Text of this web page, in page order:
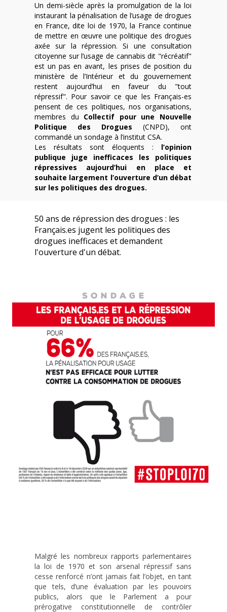
Un demi-siècle après la promulgation de la loi
instaurant la pénalisation de l’usage de drogues
en France, dite loi de 1970, la France continue
de mettre en œuvre une politique des drogues
axée sur la répression. Si une consultation
citoyenne sur l’usage de cannabis dit "récréatif"
est un pas en avant, les prises de position du
ministère de l’Intérieur et du gouvernement
restent aujourd’hui en faveur du "tout
répressif". Pour savoir ce que les Français-es
pensent de ces politiques, nos organisations,
membres du Collectif pour une Nouvelle
Politique des Drogues (CNPD), ont
commandé un sondage à l’institut CSA.
Les résultats sont éloquents : l’opinion
publique juge inefficaces les politiques
répressives aujourd’hui en place et
souhaite largement l’ouverture d’un débat
sur les politiques des drogues.
50 ans de répression des drogues : les
Français.es jugent les politiques des
drogues inefficaces et demandent
l'ouverture d'un débat.
Malgré les nombreux rapports parlementaires
la loi de 1970 et son arsenal répressif sans
cesse renforcé n’ont jamais fait l’objet, en tant
que tels, d’une évaluation par les pouvoirs
publics, alors que le Parlement a pour
prérogative constitutionnelle de contrôler